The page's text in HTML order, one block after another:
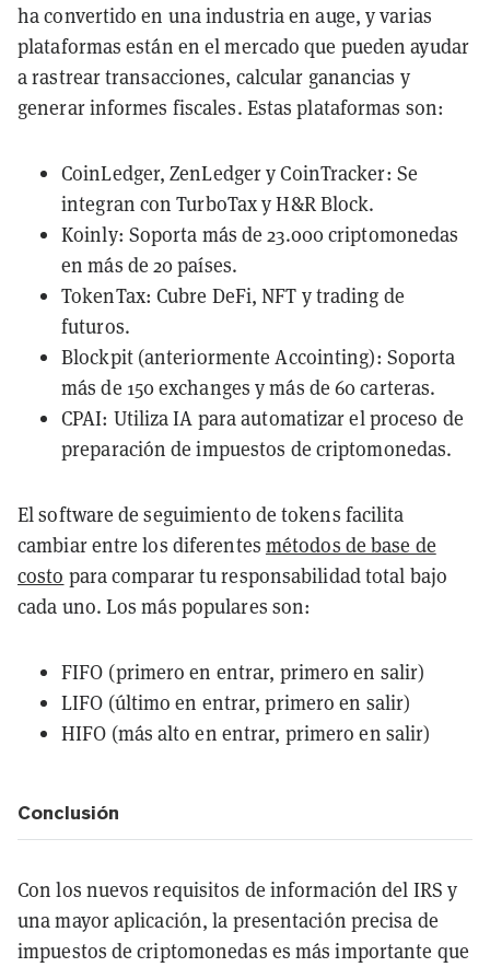
ha convertido en una industria en auge, y varias
plataformas están en el mercado que pueden ayudar
a rastrear transacciones, calcular ganancias y
generar informes fiscales. Estas plataformas son:
CoinLedger, ZenLedger y CoinTracker: Se
integran con TurboTax y H&R Block.
Koinly: Soporta más de 23.000 criptomonedas
en más de 20 países.
TokenTax: Cubre DeFi, NFT y trading de
futuros.
Blockpit (anteriormente Accointing): Soporta
más de 150 exchanges y más de 60 carteras.
CPAI: Utiliza IA para automatizar el proceso de
preparación de impuestos de criptomonedas.
El software de seguimiento de tokens facilita
cambiar entre los diferentes métodos de base de
costo para comparar tu responsabilidad total bajo
cada uno. Los más populares son:
FIFO (primero en entrar, primero en salir)
LIFO (último en entrar, primero en salir)
HIFO (más alto en entrar, primero en salir)
Conclusión
Con los nuevos requisitos de información del IRS y
una mayor aplicación, la presentación precisa de
impuestos de criptomonedas es más importante que